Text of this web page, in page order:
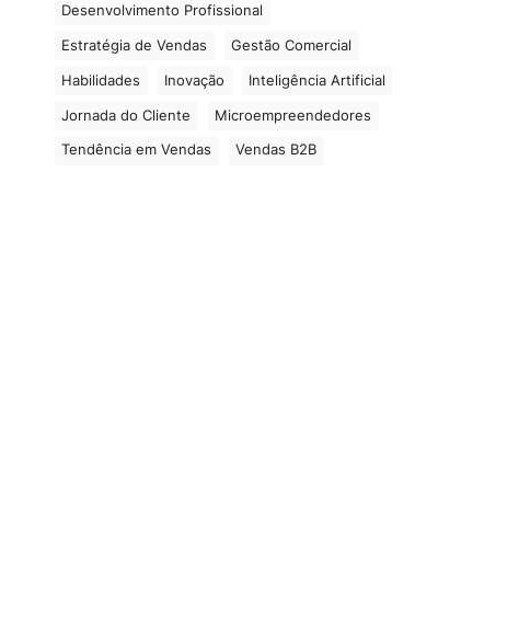
Desenvolvimento Profissional
Estratégia de Vendas Gestão Comercial
Habilidades Inovação Inteligência Artificial
Jornada do Cliente Microempreendedores
Tendência em Vendas Vendas B2B